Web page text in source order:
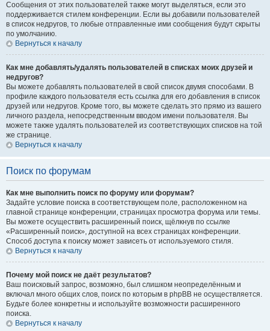
Сообщения от этих пользователей также могут выделяться, если это
поддерживается стилем конференции. Если вы добавили пользователей
в список недругов, то любые отправленные ими сообщения будут скрыты
по умолчанию.
Вернуться к началу
Как мне добавлять/удалять пользователей в списках моих друзей и
недругов?
Вы можете добавлять пользователей в свой список двумя способами. В
профиле каждого пользователя есть ссылка для его добавления в список
друзей или недругов. Кроме того, вы можете сделать это прямо из вашего
личного раздела, непосредственным вводом имени пользователя. Вы
можете также удалять пользователей из соответствующих списков на той
же странице.
Вернуться к началу
Поиск по форумам
Как мне выполнить поиск по форуму или форумам?
Задайте условие поиска в соответствующем поле, расположенном на
главной странице конференции, страницах просмотра форума или темы.
Вы можете осуществить расширенный поиск, щёлкнув по ссылке
«Расширенный поиск», доступной на всех страницах конференции.
Способ доступа к поиску может зависеть от используемого стиля.
Вернуться к началу
Почему мой поиск не даёт результатов?
Ваш поисковый запрос, возможно, был слишком неопределённым и
включал много общих слов, поиск по которым в phpBB не осуществляется.
Будьте более конкретны и используйте возможности расширенного
поиска.
Вернуться к началу